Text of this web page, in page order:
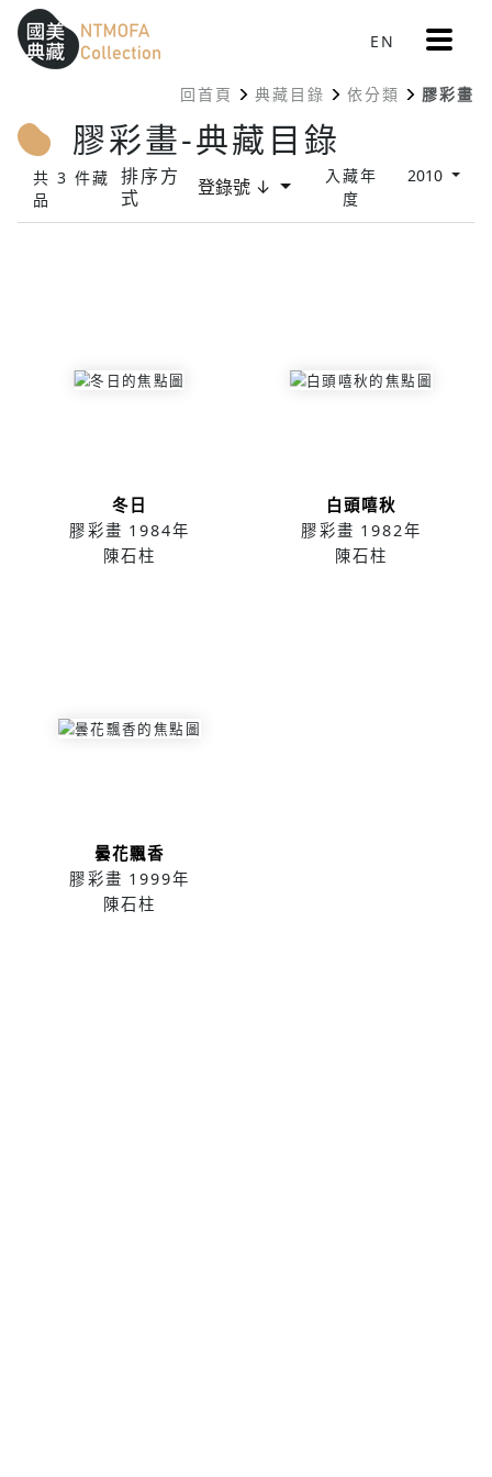
跳到中間主要內容區
網站導覽
::: EN 更
多
單
回首頁 典藏目錄 依分類 膠彩畫
膠彩畫-典藏目錄
共 3 件藏
品
排序方
式
登錄號 ↓
入藏年
度
2010
冬日
膠彩畫 1984年
陳石柱
白頭嘻秋
膠彩畫 1982年
陳石柱
曇花飄香
膠彩畫 1999年
陳石柱